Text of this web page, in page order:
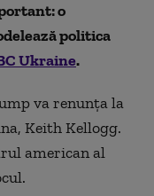
o
politica
Ukraine.
va renunța la
Keith Kellogg.
american al